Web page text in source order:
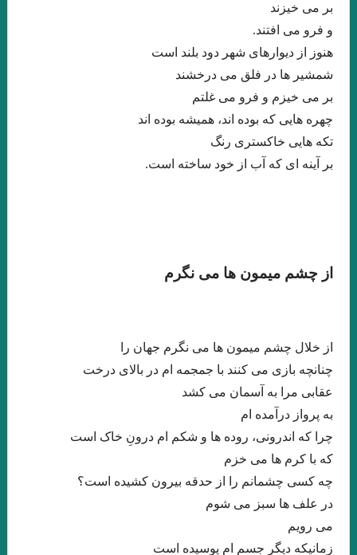
وآن اتفاق رقم می‌خورد. ماهرو خوشکام
پریا . حسین آتش پرور
Namiq Hewrami . ترجمه : زانا_کوردستانی خالق نوساز صورتگر
.یارعلی پور مقدم
چشم بندها . زیگفرید لنتس .برگردان : پويا ميرچي . انتشارات نگارنده
منزل آسایش من محو در خود گشتن است. صائب تبریزی
مرگ یک راهزن. لوییجی بارتزینی. نقش روی دیوار .ویرجینیا وولف
دریای جامع . میترا داور . نشر نگارنده هستی . ۱۴۰۱
از ملک جمشید نقیب الممالک تا امیر ارسلان نقیب الممالک با رویکرد
جوزف کمبل. فصل هشت . جواد اسحاقیان
بر می خیزند
و فرو می افتند.
هنوز از دیوارهای شهر دود بلند است
شمشیر ها در فلق می درخشند
بر می خیزم و فرو می غلتم
چهره هایی که بوده اند، همیشه بوده اند
تکه هایی خاکستری رنگ
بر آینه ای که آب از خود ساخته است.
از چشم میمون ها می نگرم
از خلال چشم میمون ها می نگرم جهان را
چنانچه بازی می کنند با جمجمه ام در بالای درخت
عقابی مرا به آسمان می کشد
به پرواز درآمده ام
چرا که اندرونی، روده ها و شکم ام درونِ خاک است
که با کرم ها می خزم
چه کسی چشمانم را از حدقه بیرون کشیده است؟
در علف ها سبز می شوم
می رویم
زمانیکه دیگر جسم ام پوسیده است